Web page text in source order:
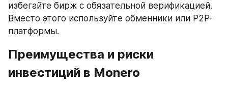
избегайте бирж с обязательной верификацией.
Вместо этого используйте обменники или P2P-
платформы.
Преимущества и риски
инвестиций в Monero